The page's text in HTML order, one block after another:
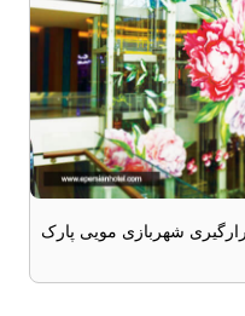
شهربازی مویی پارک